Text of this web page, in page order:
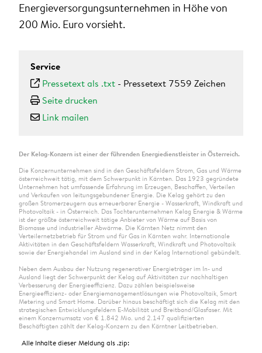
Energieversorgungsunternehmen in Höhe von
200 Mio. Euro vorsieht.
Service
Pressetext als .txt - Pressetext 7559 Zeichen
Seite drucken
Link mailen
Der Kelag-Konzern ist einer der führenden Energiedienstleister in Österreich.
Die Konzernunternehmen sind in den Geschäftsfeldern Strom, Gas und Wärme
österreichweit tätig, mit dem Schwerpunkt in Kärnten. Das 1923 gegründete
Unternehmen hat umfassende Erfahrung im Erzeugen, Beschaffen, Verteilen
und Verkaufen von leitungsgebundener Energie. Die Kelag gehört zu den
großen Stromerzeugern aus erneuerbarer Energie - Wasserkraft, Windkraft und
Photovoltaik - in Österreich. Das Tochterunternehmen Kelag Energie & Wärme
ist der größte österreichweit tätige Anbieter von Wärme auf Basis von
Biomasse und industrieller Abwärme. Die Kärnten Netz nimmt den
Verteilernetzbetrieb für Strom und für Gas in Kärnten wahr. Internationale
Aktivitäten in den Geschäftsfeldern Wasserkraft, Windkraft und Photovoltaik
sowie der Energiehandel im Ausland sind in der Kelag International gebündelt.
Neben dem Ausbau der Nutzung regenerativer Energieträger im In- und
Ausland liegt der Schwerpunkt der Kelag auf Aktivitäten zur nachhaltigen
Verbesserung der Energieeffizienz. Dazu zählen beispielsweise
Energieeffizienz- oder Energiemanagementlösungen wie Photovoltaik, Smart
Metering und Smart Home. Darüber hinaus beschäftigt sich die Kelag mit den
strategischen Entwicklungsfeldern E-Mobilität und Breitband/Glasfaser. Mit
einem Konzernumsatz von € 1.842 Mio. und 2.147 qualifizierten
Beschäftigten zählt der Kelag-Konzern zu den Kärntner Leitbetrieben.
Alle Inhalte dieser Meldung als .zip: